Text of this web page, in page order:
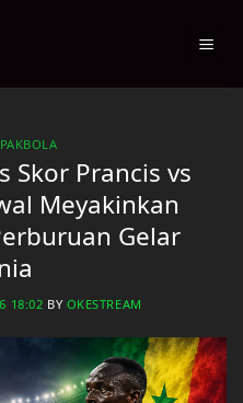
Skor Prancis vs
Meyakinkan
Gelar
18:02 BY OKESTREAM